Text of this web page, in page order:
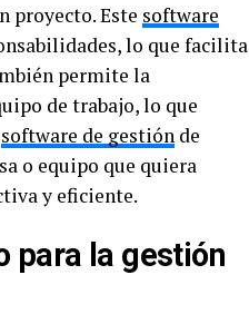
proyecto. Este software
lo que facilita
permite la
de trabajo, lo que
software de gestión de
o equipo que quiera
y eficiente.
para la gestión